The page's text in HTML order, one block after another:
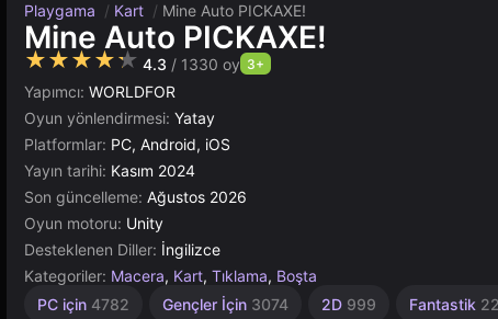
Playgama / Kart / Mine Auto PICKAXE!
Mine Auto PICKAXE!
★★★★★ 4.3 / 1330 oy 3+
Yapımcı: WORLDFOR
Oyun yönlendirmesi: Yatay
Platformlar: PC, Android, iOS
Yayın tarihi: Kasım 2024
Son güncelleme: Ağustos 2026
Oyun motoru: Unity
Desteklenen Diller: İngilizce
Kategoriler: Macera, Kart, Tıklama, Boşta
PC için 4782 Gençler İçin 3074 2D 999 Fantastik
Sonsuz
Masaüstü
Artımlı
Kaynak
Yüksek
Zindan
Basit
Madencilik
Tarayıcı
Unity